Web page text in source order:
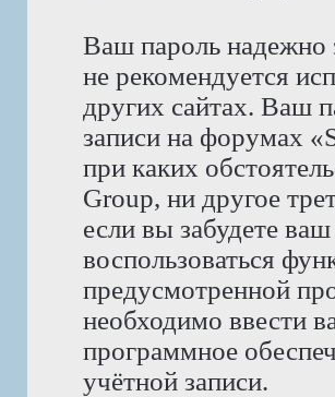
Ваш пароль
не рекомендуется
других сайтах. Ваш
записи на форумах
при каких
Group, ни другое
если вы забудете
воспользоваться
предусмотренной
необходимо ввести
программное
учётной записи.